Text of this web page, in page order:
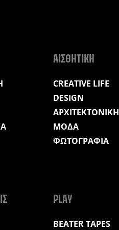
ΑΙΣΘΗΤΙΚΗ
CREATIVE LIFE
DESIGN
ΑΡΧΙΤΕΚΤΟΝΙΚΗ
ΜΟΔΑ
ΦΩΤΟΓΡΑΦΙΑ
PLAY
BEATER TAPES